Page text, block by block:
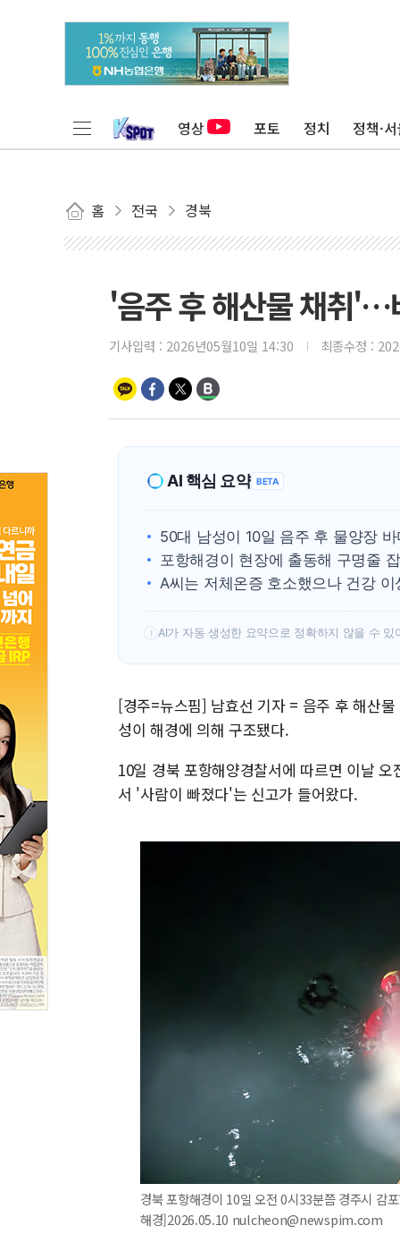
영상 포토 정치 정책·
홈 전국 경북
'음주 후 해산물 채취'…
기사입력 : 2026년05월10일 14:30 최종수정 :
AI 핵심 요약 BETA
50대 남성이 10일 음주 후 물양장
포항해경이 현장에 출동해 구명줄
A씨는 저체온증 호소했으나 건강
! AI가 자동 생성한 요약으로 정확하지 않을 수 있
[경주=뉴스핌] 남효선 기자 = 음주 후 해산
성이 해경에 의해 구조됐다.
10일 경북 포항해양경찰서에 따르면 이날
서 '사람이 빠졌다'는 신고가 들어왔다.
경북 포항해경이 10일 오전 0시33분쯤 경주시 감
해경]2026.05.10 nulcheon@newspim.com